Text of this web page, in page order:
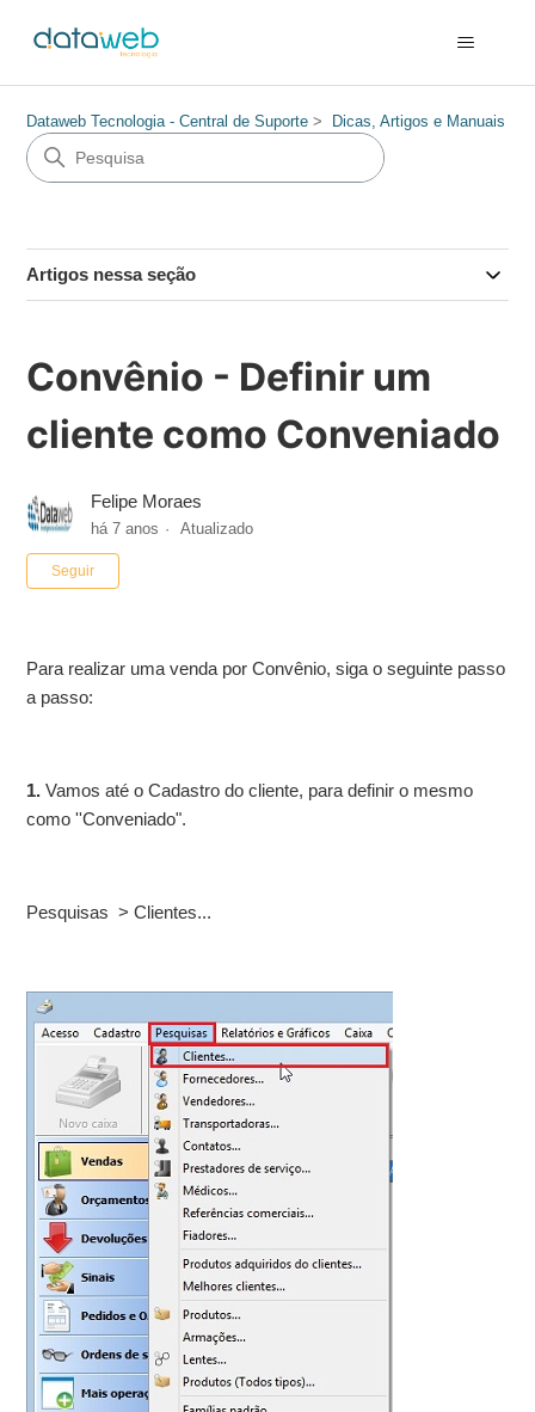
Dataweb Tecnologia - Central de Suporte Dicas, Artigos e Manuais
Artigos nessa seção
Convênio - Definir um
cliente como Conveniado
Felipe Moraes
há 7 anos Atualizado
Seguir
Para realizar uma venda por Convênio, siga o seguinte passo
a passo:
1.Vamos até o Cadastro do cliente, para definir o mesmo
como ''Conveniado".
Pesquisas > Clientes...